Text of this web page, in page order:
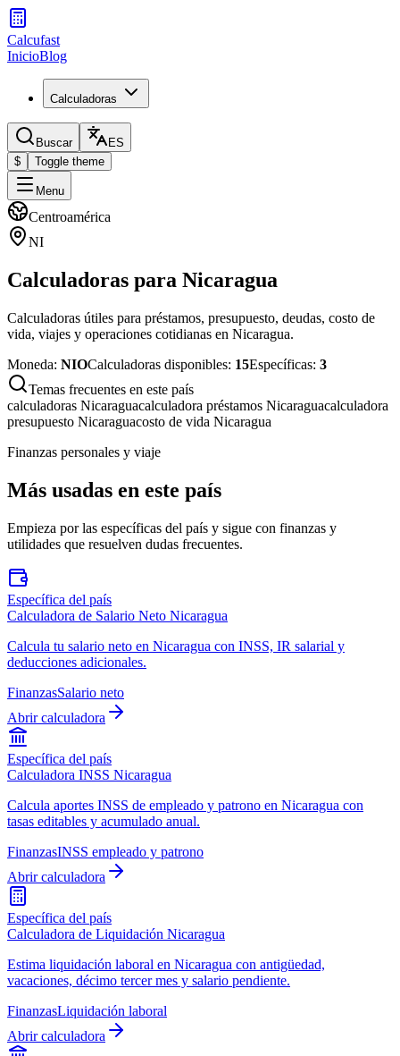
Calcufast
InicioBlog
Calculadoras
Buscar
ES
$
Toggle theme
Menu
Centroamérica
NI
Calculadoras para Nicaragua
Calculadoras útiles para préstamos, presupuesto, deudas, costo de
vida, viajes y operaciones cotidianas en Nicaragua.
Moneda: NIOCalculadoras disponibles: 15Específicas: 3
Temas frecuentes en este país
calculadoras Nicaraguacalculadora préstamos Nicaraguacalculadora
presupuesto Nicaraguacosto de vida Nicaragua
Finanzas personales y viaje
Más usadas en este país
Empieza por las específicas del país y sigue con finanzas y
utilidades que resuelven dudas frecuentes.
Específica del país
Calculadora de Salario Neto Nicaragua
Calcula tu salario neto en Nicaragua con INSS, IR salarial y
deducciones adicionales.
FinanzasSalario neto
Abrir calculadora
Específica del país
Calculadora INSS Nicaragua
Calcula aportes INSS de empleado y patrono en Nicaragua con
tasas editables y acumulado anual.
FinanzasINSS empleado y patrono
Abrir calculadora
Específica del país
Calculadora de Liquidación Nicaragua
Estima liquidación laboral en Nicaragua con antigüedad,
vacaciones, décimo tercer mes y salario pendiente.
FinanzasLiquidación laboral
Abrir calculadora